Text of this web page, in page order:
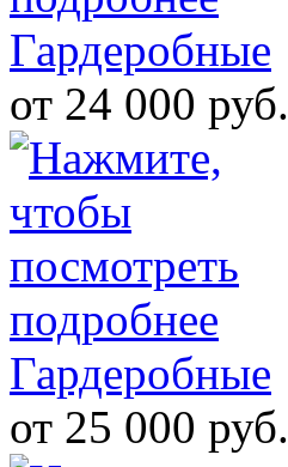
Гардеробные
от 24 000 руб.
Гардеробные
от 25 000 руб.